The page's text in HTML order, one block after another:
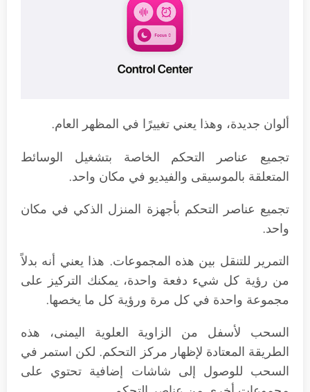
ألوان جديدة، وهذا يعني تغييرًا في المظهر العام.
تجميع عناصر التحكم الخاصة بتشغيل الوسائط
المتعلقة بالموسيقى والفيديو في مكان واحد.
تجميع عناصر التحكم بأجهزة المنزل الذكي في مكان
واحد.
التمرير للتنقل بين هذه المجموعات. هذا يعني أنه بدلاً
من رؤية كل شيء دفعة واحدة، يمكنك التركيز على
مجموعة واحدة في كل مرة ورؤية كل ما يخصها.
السحب لأسفل من الزاوية العلوية اليمنى، هذه
الطريقة المعتادة لإظهار مركز التحكم. لكن استمر في
السحب للوصول إلى شاشات إضافية تحتوي على